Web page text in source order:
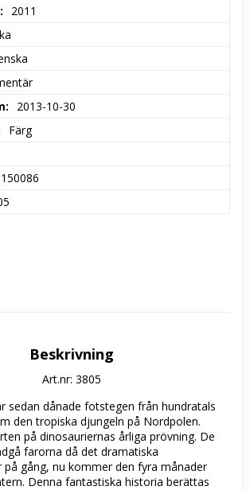
2011
2013-10-30
Färg
Beskrivning
Art.nr: 3805
sedan dånade fotstegen från hundratals
den tropiska djungeln på Nordpolen.
på dinosauriernas årliga prövning. De
farorna då det dramatiska
gång, nu kommer den fyra månader
Denna fantastiska historia berättas